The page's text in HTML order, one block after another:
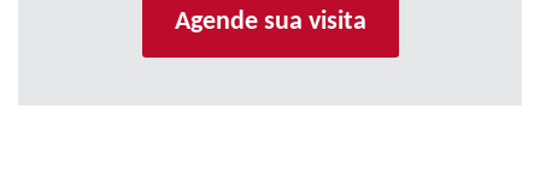
Agende sua visita